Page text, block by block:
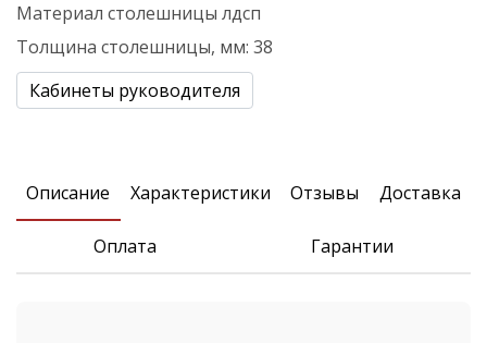
Материал столешницы лдсп
Толщина столешницы, мм: 38
Кабинеты руководителя
Описание Xарактеристики Отзывы Доставка
Оплата Гарантии